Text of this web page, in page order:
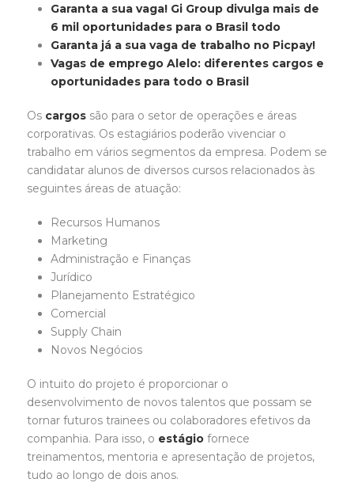
Garanta a sua vaga! Gi Group divulga mais de
6 mil oportunidades para o Brasil todo
Garanta já a sua vaga de trabalho no Picpay!
Vagas de emprego Alelo: diferentes cargos e
oportunidades para todo o Brasil
Os cargos são para o setor de operações e áreas
corporativas. Os estagiários poderão vivenciar o
trabalho em vários segmentos da empresa. Podem se
candidatar alunos de diversos cursos relacionados às
seguintes áreas de atuação:
Recursos Humanos
Marketing
Administração e Finanças
Jurídico
Planejamento Estratégico
Comercial
Supply Chain
Novos Negócios
O intuito do projeto é proporcionar o
desenvolvimento de novos talentos que possam se
tornar futuros trainees ou colaboradores efetivos da
companhia. Para isso, o estágio fornece
treinamentos, mentoria e apresentação de projetos,
tudo ao longo de dois anos.